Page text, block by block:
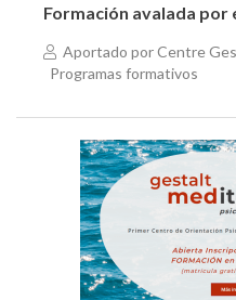
Formación avalada por
Aportado por Centre
Programas formativos